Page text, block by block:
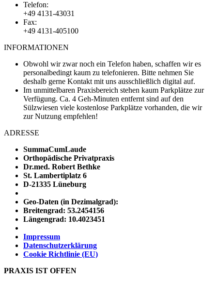
Telefon:
+49 4131-43031
Fax:
+49 4131-405100
INFORMATIONEN
Obwohl wir zwar noch ein Telefon haben, schaffen wir es
personalbedingt kaum zu telefonieren. Bitte nehmen Sie
deshalb gerne Kontakt mit uns ausschließlich digital auf.
Im unmittelbaren Praxisbereich stehen kaum Parkplätze zur
Verfügung. Ca. 4 Geh-Minuten entfernt sind auf den
Sülzwiesen viele kostenlose Parkplätze vorhanden, die wir
zur Nutzung empfehlen!
ADRESSE
SummaCumLaude
Orthopädische Privatpraxis
Dr.med. Robert Bethke
St. Lambertiplatz 6
D-21335 Lüneburg
Geo-Daten (in Dezimalgrad):
Breitengrad: 53.2454156
Längengrad: 10.4023451
Impressum
Datenschutzerklärung
Cookie Richtlinie (EU)
PRAXIS IST OFFEN